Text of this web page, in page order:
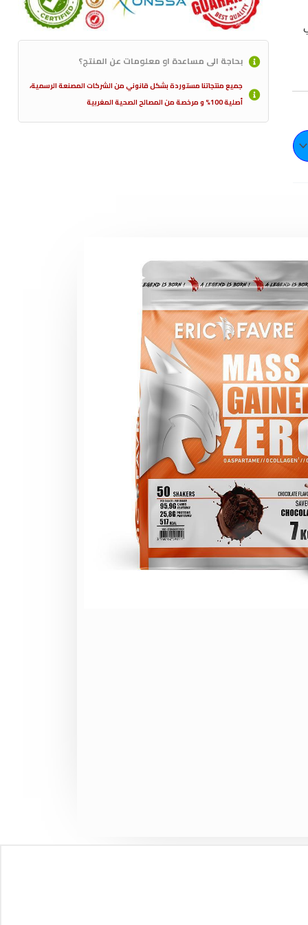
بحاجة الى مساعدة او معلومات عن المنتج؟
جميع منتجاتنا مستوردة بشكل قانوني من الشركات المصنعة الرسمية،
أصلية 100% و مرخصة من المصالح الصحية المغربية